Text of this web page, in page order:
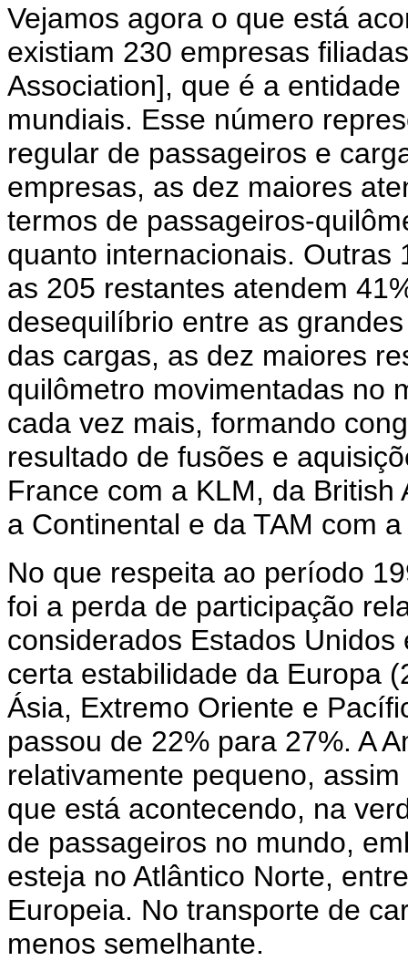
Vejamos agora o que está
existiam 230 empresas
Association], que é a
mundiais. Esse número
regular de passageiros e
empresas, as dez maiores
termos de passageiros-
quanto internacionais. Outras
as 205 restantes atendem
desequilíbrio entre as
das cargas, as dez maiores
quilômetro movimentadas no
cada vez mais, formando
resultado de fusões e
France com a KLM, da
a Continental e da TAM com
No que respeita ao período
foi a perda de participação
considerados Estados
certa estabilidade da Europa
Ásia, Extremo Oriente e
passou de 22% para 27%. A
relativamente pequeno,
que está acontecendo, na
de passageiros no mundo,
esteja no Atlântico Norte,
Europeia. No transporte de
menos semelhante.